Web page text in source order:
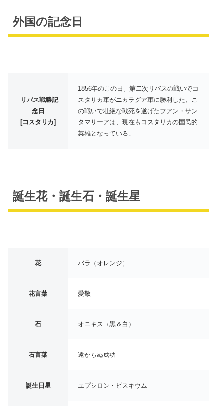
外国の記念日
リバス戦勝記
念日
[コスタリカ]
1856年のこの日、第二次リバスの戦いでコ
スタリカ軍がニカラグア軍に勝利した。こ
の戦いで壮絶な戦死を遂げたフアン・サン
タマリーアは、現在もコスタリカの国民的
英雄となっている。
誕生花・誕生石・誕生星
花 バラ（オレンジ）
花言葉 愛敬
石 オニキス（黒＆白）
石言葉 遠からぬ成功
誕生日星 ユプシロン・ピスキウム